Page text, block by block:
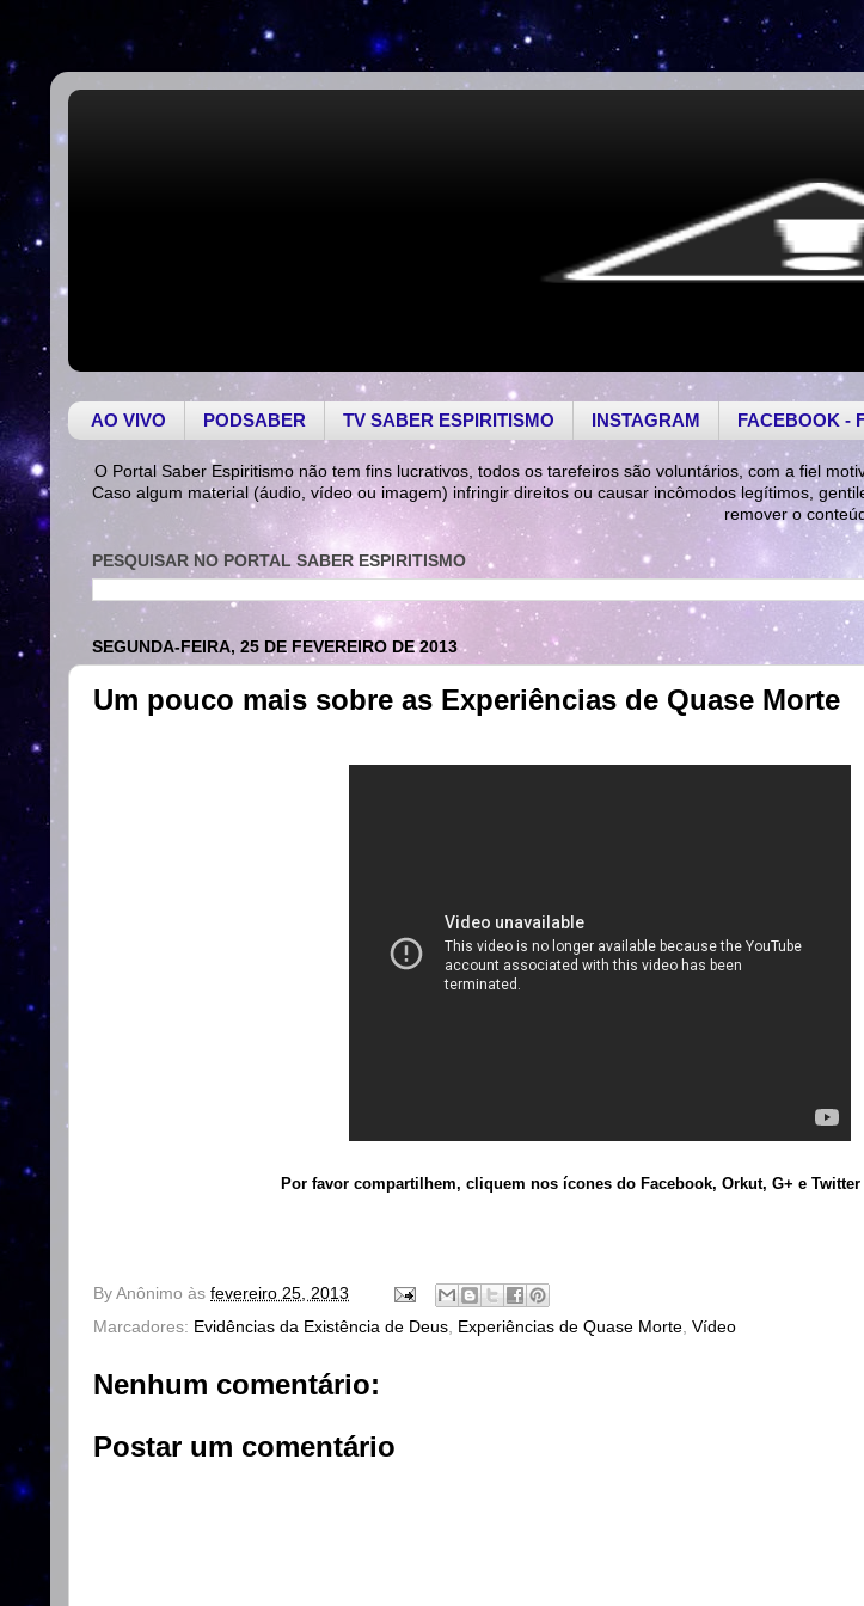
AO VIVO PODSABER TV SABER ESPIRITISMO INSTAGRAM FACEBOOK -
O Portal Saber Espiritismo não tem fins lucrativos, todos os tarefeiros são voluntários, com a fiel
Caso algum material (áudio, vídeo ou imagem) infringir direitos ou causar incômodos legítimos,
remover o
PESQUISAR NO PORTAL SABER ESPIRITISMO
SEGUNDA-FEIRA, 25 DE FEVEREIRO DE 2013
Um pouco mais sobre as Experiências de Quase Morte
Por favor compartilhem, cliquem nos ícones do Facebook, Orkut, G+ e Twitter
By Anônimo às fevereiro 25, 2013
Marcadores: Evidências da Existência de Deus Experiências de Quase Morte Vídeo
Nenhum comentário:
Postar um comentário